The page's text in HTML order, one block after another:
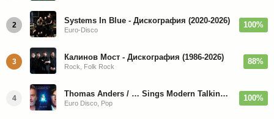
2 Systems In Blue - Дискография (2020-2026)
Euro-Disco
100%
3 Калинов Мост - Дискография (1986-2026)
Rock, Folk Rock
88%
4 Thomas Anders / … Sings Modern Talking: The Best hi-res
Euro Disco, Pop
100%